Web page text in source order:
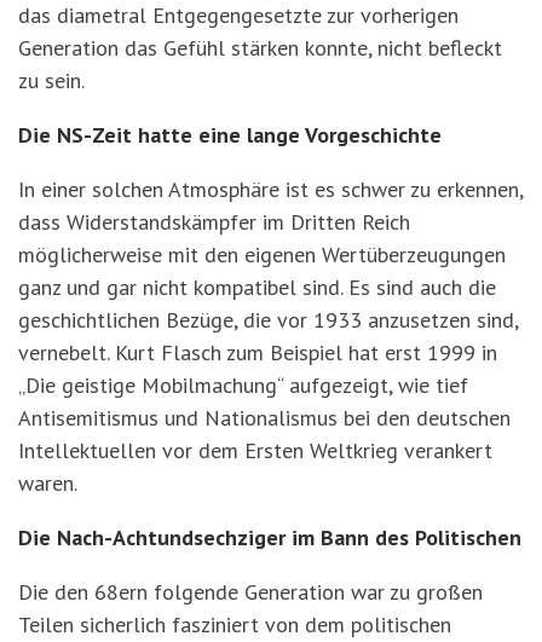
das diametral Entgegengesetzte zur vorherigen
Generation das Gefühl stärken konnte, nicht befleckt
zu sein.
Die NS-Zeit hatte eine lange Vorgeschichte
In einer solchen Atmosphäre ist es schwer zu erkennen,
dass Widerstandskämpfer im Dritten Reich
möglicherweise mit den eigenen Wertüberzeugungen
ganz und gar nicht kompatibel sind. Es sind auch die
geschichtlichen Bezüge, die vor 1933 anzusetzen sind,
vernebelt. Kurt Flasch zum Beispiel hat erst 1999 in
„Die geistige Mobilmachung“ aufgezeigt, wie tief
Antisemitismus und Nationalismus bei den deutschen
Intellektuellen vor dem Ersten Weltkrieg verankert
waren.
Die Nach-Achtundsechziger im Bann des Politischen
Die den 68ern folgende Generation war zu großen
Teilen sicherlich fasziniert von dem politischen